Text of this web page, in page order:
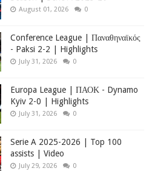
August 01, 2026 0
Conference League | Παναθηναϊκός
- Paksi 2-2 | Highlights
July 31, 2026 0
Europa League | ΠΑΟΚ - Dynamo
Kyiv 2-0 | Highlights
July 31, 2026 0
Serie A 2025-2026 | Top 100
assists | Video
July 29, 2026 0